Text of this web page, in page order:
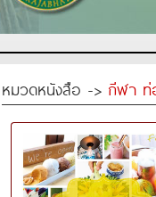
หมวดหนังสือ -> กีฬา ท่